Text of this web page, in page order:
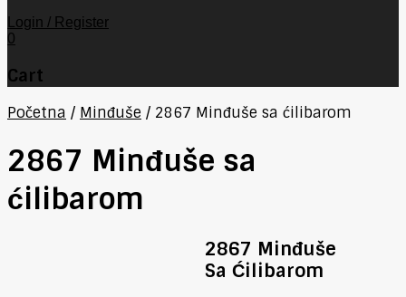
Login / Register
0
Cart
Početna / Minđuše / 2867 Minđuše sa ćilibarom
2867 Minđuše sa
ćilibarom
2867 Minđuše
Sa Ćilibarom